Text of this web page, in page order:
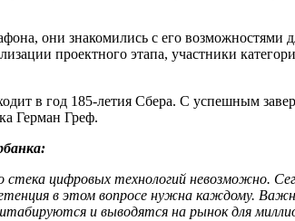
они знакомились с его возможностями
проектного этапа, участники
в год 185-летия Сбера. С успешным
Герман Греф.
стека цифровых технологий невозможно.
в этом вопросе нужна каждому.
и выводятся на рынок для